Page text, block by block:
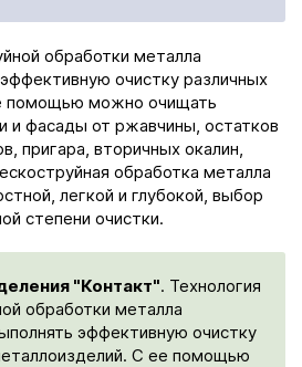
обработки металла
очистку различных
помощью можно очищать
и фасады от ржавчины, остатков
пригара, вторичных окалин,
обработка металла
легкой и глубокой, выбор
степени очистки.
"Контакт". Технология
обработки металла
эффективную очистку
С ее помощью